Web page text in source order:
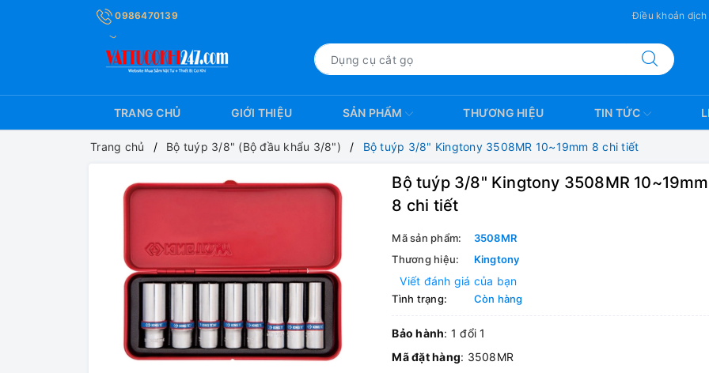
0986470139 Điều khoản dịch
TRANG CHỦ GIỚI THIỆU SẢN PHẨM THƯƠNG HIỆU TIN TỨC
Trang chủ Bộ tuýp 3/8" (Bộ đầu khẩu 3/8") Bộ tuýp 3/8" Kingtony 3508MR 10~19mm 8 chi tiết
Bộ tuýp 3/8" Kingtony 3508MR 10~19mm
8 chi tiết
Mã sản phẩm:
3508MR
Thương hiệu:
Kingtony
Viết đánh giá của bạn
Tình trạng: Còn hàng
Bảo hành: 1 đổi 1
Mã đặt hàng: 3508MR